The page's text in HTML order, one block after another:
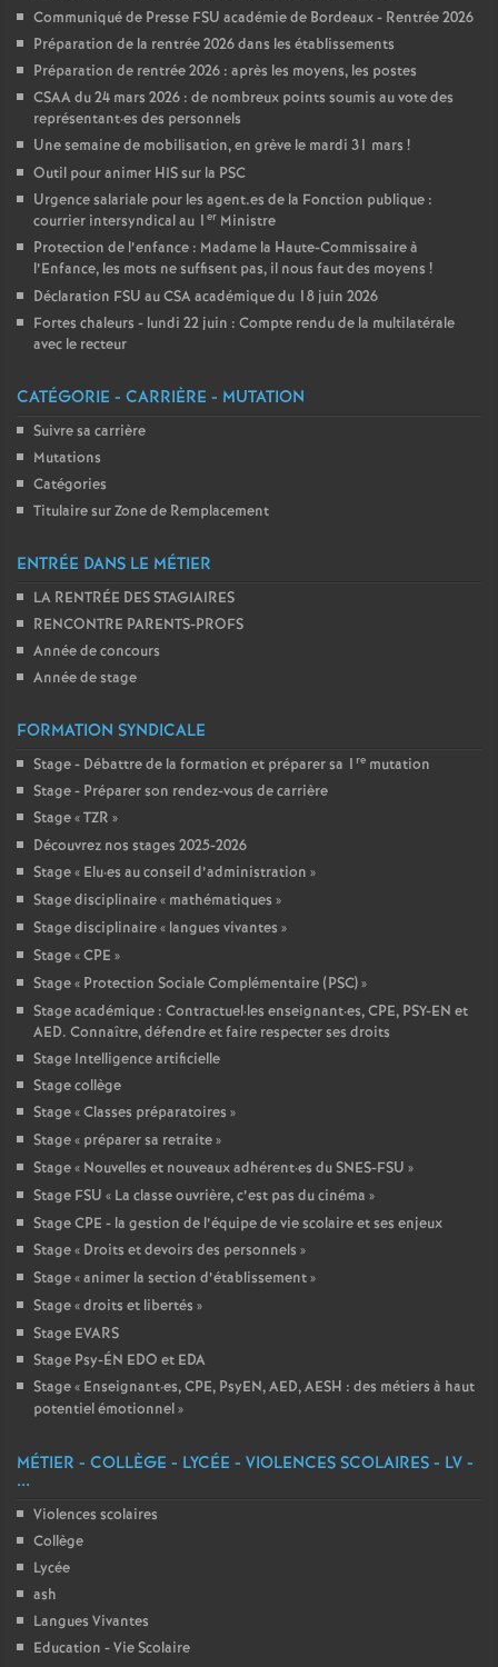
Communiqué de Presse FSU académie de Bordeaux - Rentrée 2026
Préparation de la rentrée 2026 dans les établissements
Préparation de rentrée 2026 : après les moyens, les postes
CSAA du 24 mars 2026 : de nombreux points soumis au vote des
représentant·es des personnels
Une semaine de mobilisation, en grève le mardi 31 mars !
Outil pour animer HIS sur la PSC
Urgence salariale pour les agent.es de la Fonction publique :
courrier intersyndical au 1 er Ministre
Protection de l’enfance : Madame la Haute-Commissaire à
l’Enfance, les mots ne suffisent pas, il nous faut des moyens !
Déclaration FSU au CSA académique du 18 juin 2026
Fortes chaleurs - lundi 22 juin : Compte rendu de la multilatérale
avec le recteur
CATÉGORIE - CARRIÈRE - MUTATION
Suivre sa carrière
Mutations
Catégories
Titulaire sur Zone de Remplacement
ENTRÉE DANS LE MÉTIER
LA RENTRÉE DES STAGIAIRES
RENCONTRE PARENTS-PROFS
Année de concours
Année de stage
FORMATION SYNDICALE
Stage - Débattre de la formation et préparer sa 1 re mutation
Stage - Préparer son rendez-vous de carrière
Stage «TZR »
Découvrez nos stages 2025-2026
Stage « Elu·es au conseil d’administration »
Stage disciplinaire « mathématiques »
Stage disciplinaire « langues vivantes »
Stage «CPE »
Stage « Protection Sociale Complémentaire (PSC)»
Stage académique : Contractuel·les enseignant·es, CPE, PSY-EN et
AED. Connaître, défendre et faire respecter ses droits
Stage Intelligence artificielle
Stage collège
Stage «Classes préparatoires »
Stage « préparer sa retraite»
Stage « Nouvelles et nouveaux adhérent·es du SNES-FSU »
Stage FSU « La classe ouvrière, c’est pas du cinéma »
Stage CPE - la gestion de l’équipe de vie scolaire et ses enjeux
Stage « Droits et devoirs des personnels »
Stage «animer la section d’établissement»
Stage «droits et libertés »
Stage EVARS
Stage Psy-ÉN EDO et EDA
Stage « Enseignant·es, CPE, PsyEN, AED, AESH : des métiers à haut
potentiel émotionnel»
MÉTIER - COLLÈGE - LYCÉE - VIOLENCES SCOLAIRES - LV -
...
Violences scolaires
Collège
Lycée
ash
Langues Vivantes
Education - Vie Scolaire